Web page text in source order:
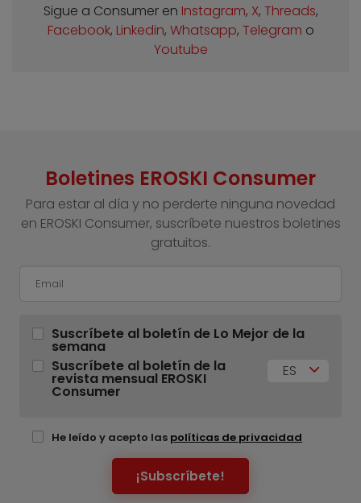
Sigue a Consumer en Instagram, X, Threads,
Facebook, Linkedin, Whatsapp, Telegram o
Youtube
Boletines EROSKI Consumer
Para estar al día y no perderte ninguna novedad
en EROSKI Consumer, suscríbete nuestros boletines
gratuitos.
Suscríbete al boletín de Lo Mejor de la
semana
Suscríbete al boletín de la
revista mensual EROSKI
Consumer
ES
He leído y acepto las políticas de privacidad
¡Subscríbete!